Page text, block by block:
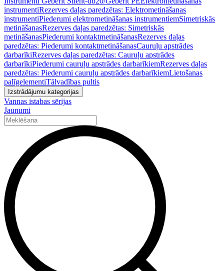
instrumentiRezerves daļas paredzētas: Elektrometināšanas
instrumentiPiederumi elektrometināšanas instrumentiemSimetriskās
metināšanasRezerves daļas paredzētas: Simetriskās
metināšanasPiederumi kontaktmetināšanasRezerves daļas
paredzētas: Piederumi kontaktmetināšanasCauruļu apstrādes
darbarīkiRezerves daļas paredzētas: Cauruļu apstrādes
darbarīkiPiederumi cauruļu apstrādes darbarīkiemRezerves daļas
paredzētas: Piederumi cauruļu apstrādes darbarīkiemLietošanas
palīgelementiTālvadības pultis
Izstrādājumu kategorijas
Vannas istabas sērijas
Jaunumi